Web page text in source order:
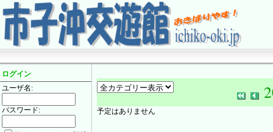
ログイン
ユーザ名:
パスワード: 予定はありません